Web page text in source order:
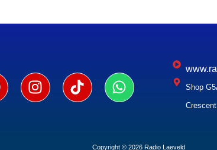
Shop
Copyright © 2026 Radio Laeveld